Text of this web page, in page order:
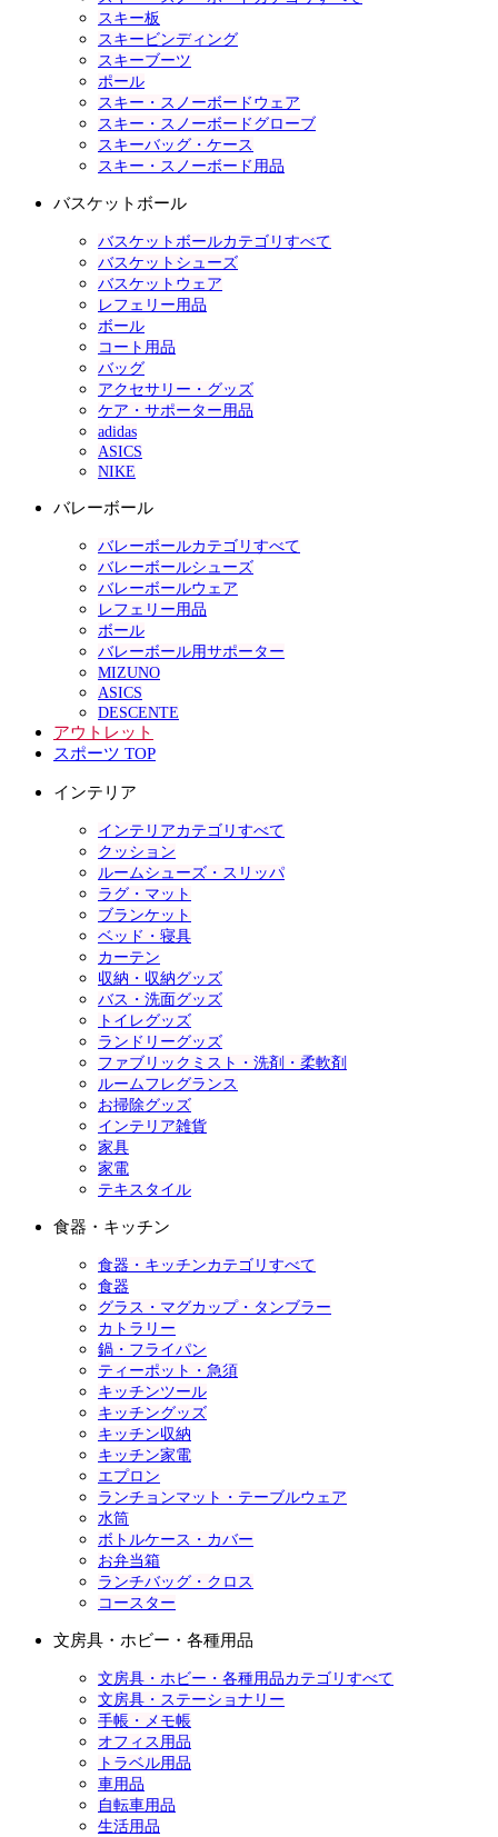
スキー板
スキービンディング
スキーブーツ
ポール
スキー・スノーボードウェア
スキー・スノーボードグローブ
スキーバッグ・ケース
スキー・スノーボード用品
バスケットボール
バスケットボールカテゴリすべて
バスケットシューズ
バスケットウェア
レフェリー用品
ボール
コート用品
バッグ
アクセサリー・グッズ
ケア・サポーター用品
adidas
ASICS
NIKE
バレーボール
バレーボールカテゴリすべて
バレーボールシューズ
バレーボールウェア
レフェリー用品
ボール
バレーボール用サポーター
MIZUNO
ASICS
DESCENTE
アウトレット
スポーツ TOP
インテリア
インテリアカテゴリすべて
クッション
ルームシューズ・スリッパ
ラグ・マット
ブランケット
ベッド・寝具
カーテン
収納・収納グッズ
バス・洗面グッズ
トイレグッズ
ランドリーグッズ
ファブリックミスト・洗剤・柔軟剤
ルームフレグランス
お掃除グッズ
インテリア雑貨
家具
家電
テキスタイル
食器・キッチン
食器・キッチンカテゴリすべて
食器
グラス・マグカップ・タンブラー
カトラリー
鍋・フライパン
ティーポット・急須
キッチンツール
キッチングッズ
キッチン収納
キッチン家電
エプロン
ランチョンマット・テーブルウェア
水筒
ボトルケース・カバー
お弁当箱
ランチバッグ・クロス
コースター
文房具・ホビー・各種用品
文房具・ホビー・各種用品カテゴリすべて
文房具・ステーショナリー
手帳・メモ帳
オフィス用品
トラベル用品
車用品
自転車用品
生活用品